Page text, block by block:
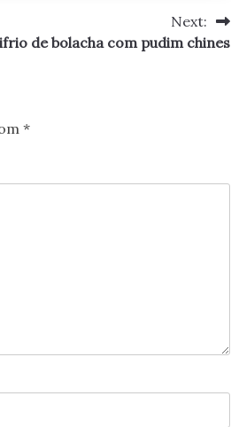
Next:
de bolacha com pudim chines
*